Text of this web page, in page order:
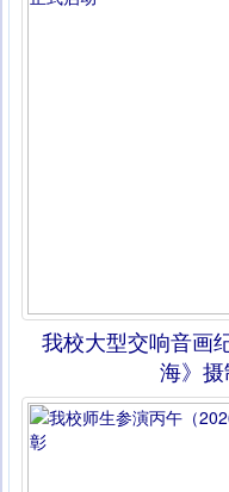
我校大型交响音画
海》